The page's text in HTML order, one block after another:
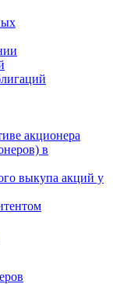
акционера
в
выкупа акций у